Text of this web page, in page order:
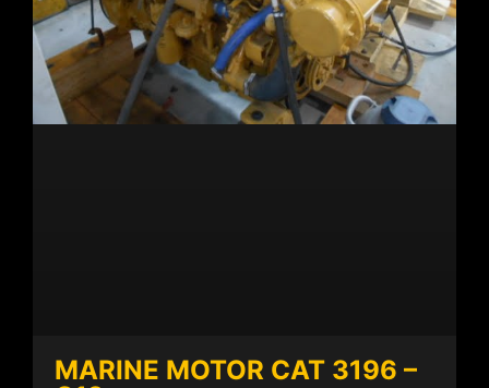
MARINE MOTOR CAT 3196 –